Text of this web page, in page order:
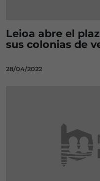
Leioa abre el
sus colonias de
28/04/2022